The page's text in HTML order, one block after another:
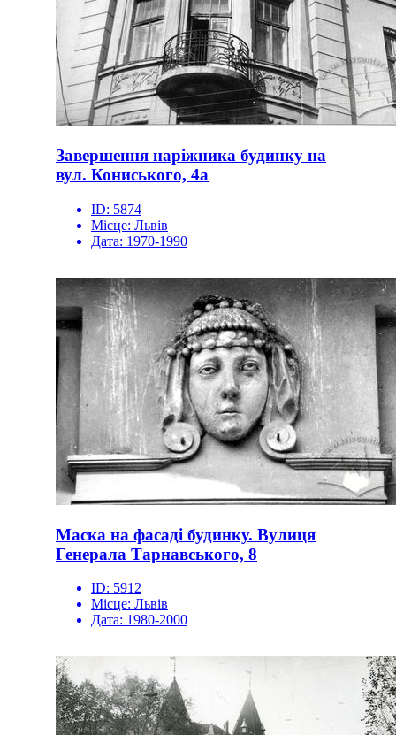
Завершення наріжника будинку на
вул. Кониського, 4а
ID: 5874
Місце: Львів
Дата: 1970-1990
Маска на фасаді будинку. Вулиця
Генерала Тарнавського, 8
ID: 5912
Місце: Львів
Дата: 1980-2000